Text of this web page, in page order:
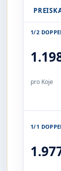
1/2
pro Koje
1/1